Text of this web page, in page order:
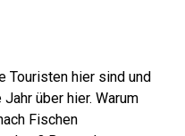
Touristen hier sind und
über hier. Warum
Fischen